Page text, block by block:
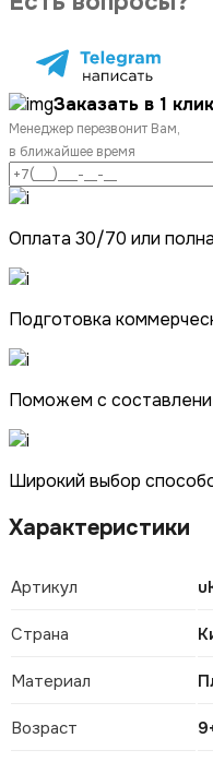
Заказать в 1 клик
Менеджер перезвонит Вам,
в ближайшее время
Оплата 30/70 или
Подготовка
Поможем с
Широкий выбор
Характеристики
Артикул
Страна
Материал
Возраст